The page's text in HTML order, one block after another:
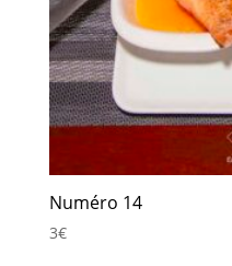
Numéro 14
3€